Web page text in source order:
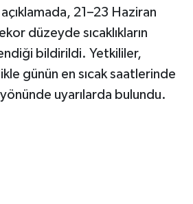
21–23 Haziran
düzeyde sıcaklıkların
bildirildi. Yetkililer,
günün en sıcak saatlerinde
yönünde uyarılarda bulundu.